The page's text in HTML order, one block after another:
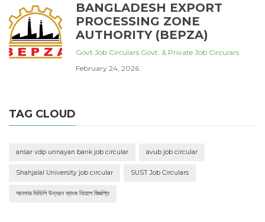
BANGLADESH EXPORT
PROCESSING ZONE
AUTHORITY (BEPZA)
Govt Job Circulars Govt. & Private Job Circulars
February 24, 2026
TAG CLOUD
ansar vdp unnayan bank job circular avub job circular
Shahjalal University job circular SUST Job Circulars
আনসার ভিডিপি উন্নয়ন ব্যাংক নিয়োগ বিজ্ঞপ্তি